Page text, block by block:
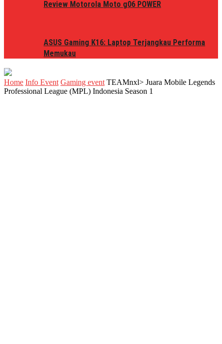
Review Motorola Moto g06 POWER
ASUS Gaming K16: Laptop Terjangkau Performa
Memukau
Home Info Event Gaming event TEAMnxl> Juara Mobile Legends
Professional League (MPL) Indonesia Season 1